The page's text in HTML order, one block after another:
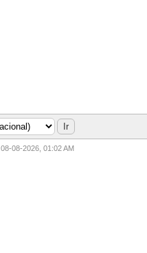
08-08-2026, 01:02 AM